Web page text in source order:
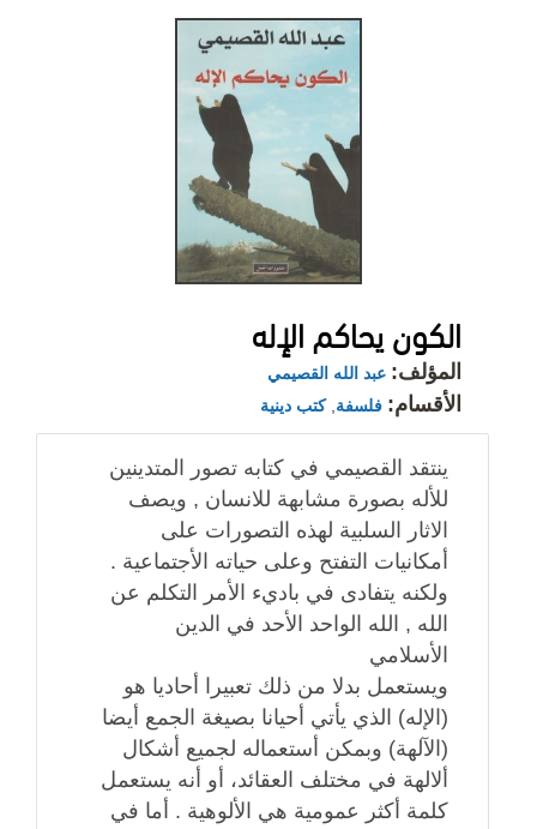
الكون يحاكم الإله
المؤلف: عبد الله القصيمي
الأقسام: فلسفة ,كتب دينية
ينتقد القصيمي في كتابه تصور المتدينين
للأله بصورة مشابهة للانسان , ويصف
الاثار السلبية لهذه التصورات على
أمكانيات التفتح وعلى حياته الأجتماعية .
ولكنه يتفادى في باديء الأمر التكلم عن
الله , الله الواحد الأحد في الدين
الأسلامي
ويستعمل بدلا من ذلك تعبيرا أحاديا هو
(الإله) الذي يأتي أحيانا بصيغة الجمع أيضا
(الآلهة) وبمكن أستعماله لجميع أشكال
ألالهة في مختلف العقائد، أو أنه يستعمل
كلمة أكثر عمومية هي الألوهية . أما في